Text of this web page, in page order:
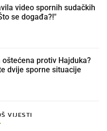
video spornih sudačkih
se događa?!"
protiv Hajduka?
dvije sporne situacije
VIJESTI